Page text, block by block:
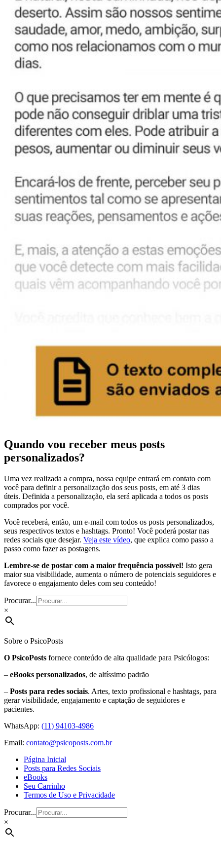
Quando vou receber meus posts
personalizados?
Uma vez realizada a compra, nossa equipe entrará em contato com
você para definir a personalização dos seus posts, em até 3 dias
úteis. Definida a personalização, ela será aplicada a todos os posts
comprados por você.
Você receberá, então, um e-mail com todos os posts personalizados,
seus respectivos textos e hashtags. Pronto! Você poderá postar nas
redes sociais que desejar. Veja este vídeo, que explica como passo a
passo como fazer as postagens.
Lembre-se de postar com a maior frequência possível! Isto gera
maior sua visibilidade, aumenta o número de potenciais seguidores e
favorece o engajamento deles com seu conteúdo!
Procurar...
×
Sobre o PsicoPosts
O PsicoPosts fornece conteúdo de alta qualidade para Psicólogos:
– eBooks personalizados, de altíssimo padrão
– Posts para redes sociais. Artes, texto profissional e hashtags, para
gerar visibilidade, engajamento e captação de seguidores e
pacientes.
WhatsApp: (11) 94103-4986
Email: contato@psicoposts.com.br
Página Inicial
Posts para Redes Sociais
eBooks
Seu Carrinho
Termos de Uso e Privacidade
Procurar...
×